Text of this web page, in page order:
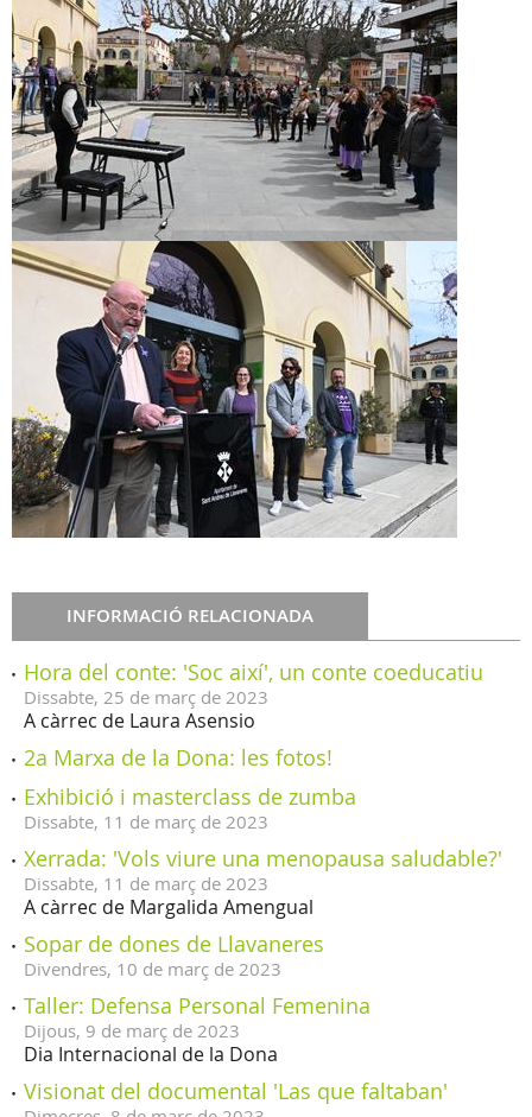
INFORMACIÓ RELACIONADA
Hora del conte: 'Soc així', un conte coeducatiu
Dissabte, 25 de març de 2023
A càrrec de Laura Asensio
2a Marxa de la Dona: les fotos!
Exhibició i masterclass de zumba
Dissabte, 11 de març de 2023
Xerrada: 'Vols viure una menopausa saludable?'
Dissabte, 11 de març de 2023
A càrrec de Margalida Amengual
Sopar de dones de Llavaneres
Divendres, 10 de març de 2023
Taller: Defensa Personal Femenina
Dijous, 9 de març de 2023
Dia Internacional de la Dona
Visionat del documental 'Las que faltaban'